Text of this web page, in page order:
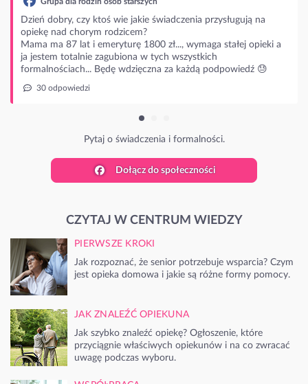
przysługują na
wymaga stałej opieki a
każdą podpowiedź 😓
Dołącz do społeczności
CZYTAJ W CENTRUM WIEDZY
PIERWSZE KROKI
Jak rozpoznać, że senior potrzebuje wsparcia? Czym
jest opieka domowa i jakie są różne formy pomocy.
JAK ZNALEŹĆ OPIEKUNA
Jak szybko znaleźć opiekę? Ogłoszenie, które
przyciągnie właściwych opiekunów i na co zwracać
uwagę podczas wyboru.